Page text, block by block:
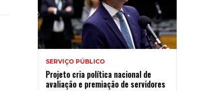
SERVIÇO PÚBLICO
Projeto cria política nacional de
avaliação e premiação de servidores